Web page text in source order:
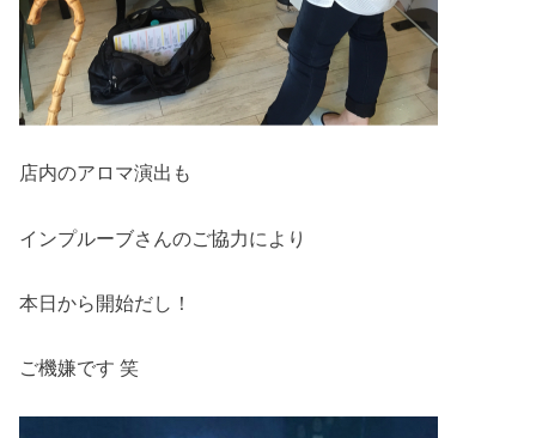
店内のアロマ演出も
インプルーブさんのご協力により
本日から開始だし！
ご機嫌です 笑